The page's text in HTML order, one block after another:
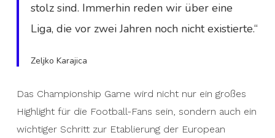
stolz sind. Immerhin reden wir über eine
Liga, die vor zwei Jahren noch nicht existierte.“
Zeljko Karajica
Das Championship Game wird nicht nur ein großes
Highlight für die Football-Fans sein, sondern auch ein
wichtiger Schritt zur Etablierung der European